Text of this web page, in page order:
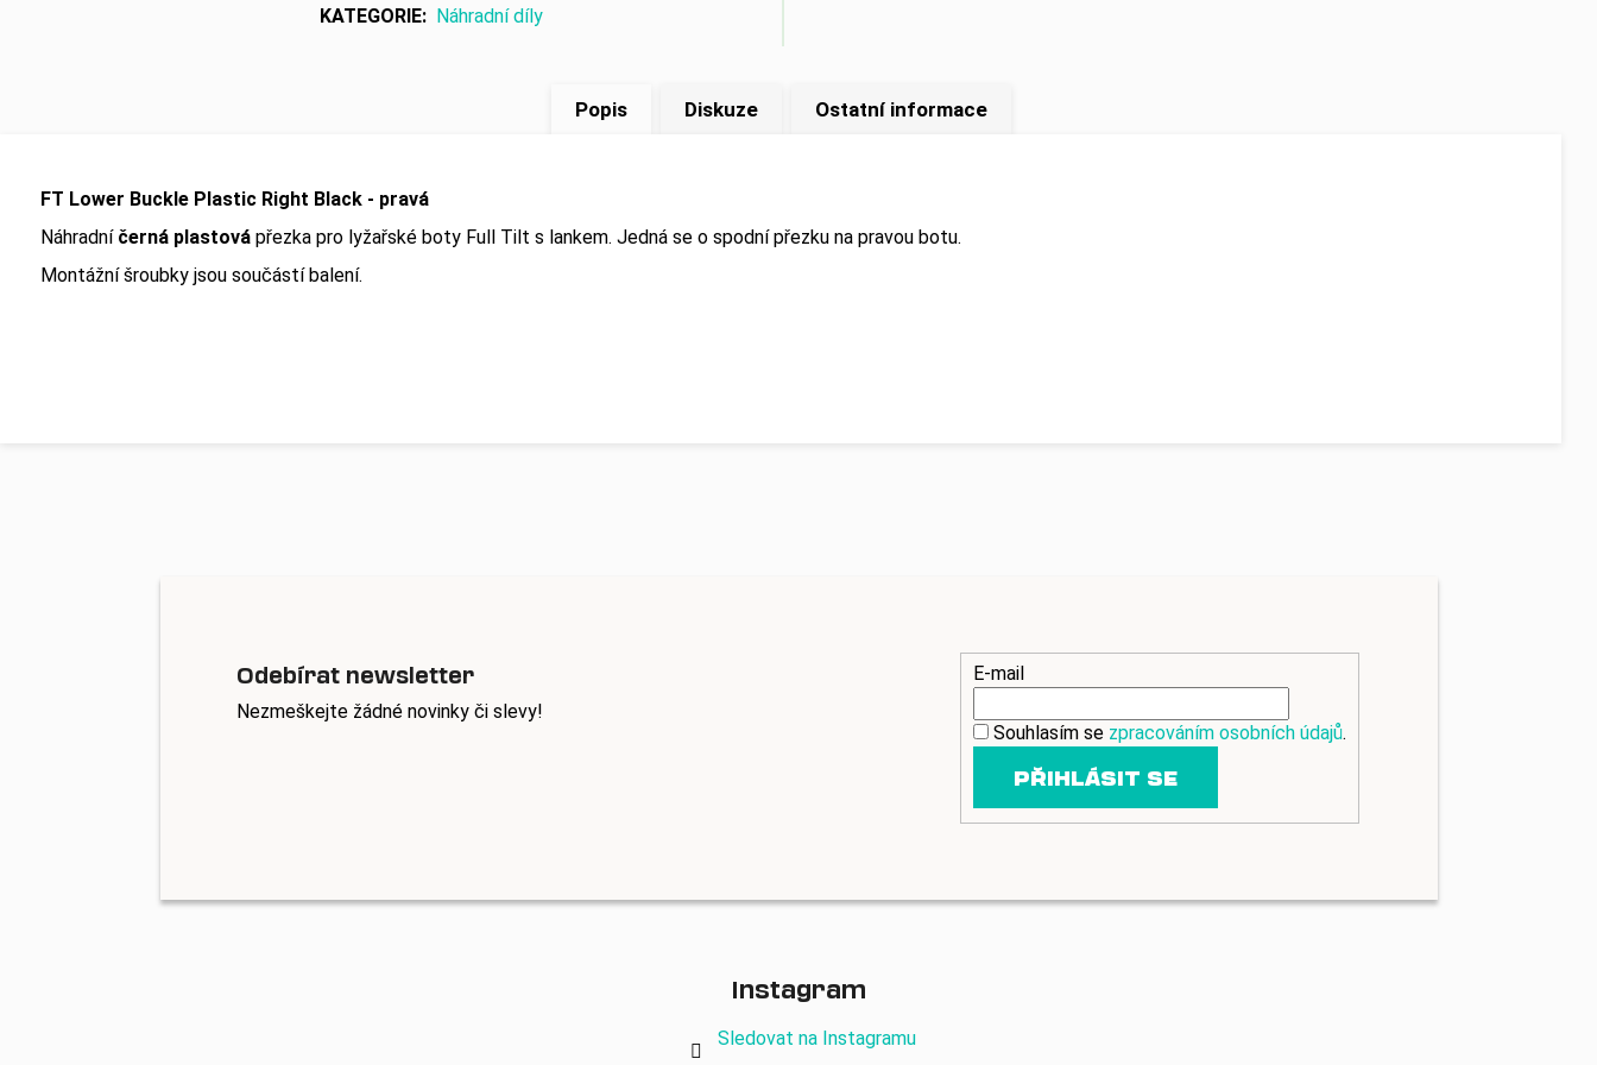
KATEGORIE: Náhradní díly
Popis Diskuze Ostatní informace
FT Lower Buckle Plastic Right Black - pravá
Náhradní černá plastová přezka pro lyžařské boty Full Tilt s lankem. Jedná se o spodní přezku na pravou botu.
Montážní šroubky jsou součástí balení.
Odebírat newsletter
Nezmeškejte žádné novinky či slevy!
E-mail
Souhlasím se zpracováním osobních údajů.
PŘIHLÁSIT SE
Instagram
Sledovat na Instagramu